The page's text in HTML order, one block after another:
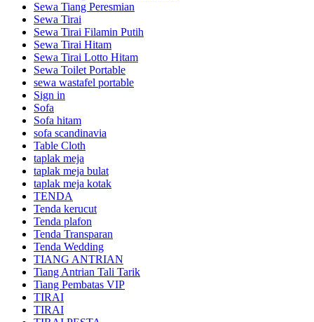
Sewa Tiang Peresmian
Sewa Tirai
Sewa Tirai Filamin Putih
Sewa Tirai Hitam
Sewa Tirai Lotto Hitam
Sewa Toilet Portable
sewa wastafel portable
Sign in
Sofa
Sofa hitam
sofa scandinavia
Table Cloth
taplak meja
taplak meja bulat
taplak meja kotak
TENDA
Tenda kerucut
Tenda plafon
Tenda Transparan
Tenda Wedding
TIANG ANTRIAN
Tiang Antrian Tali Tarik
Tiang Pembatas VIP
TIRAI
TIRAI